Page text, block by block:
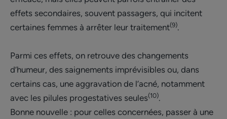
effets secondaires, souvent passagers, qui incitent
certaines femmes à arrêter leur traitement(9).
Parmi ces effets, on retrouve des changements
d’humeur, des saignements imprévisibles ou, dans
certains cas, une aggravation de l’acné, notamment
avec les pilules progestatives seules(10).
Bonne nouvelle : pour celles concernées, passer à une